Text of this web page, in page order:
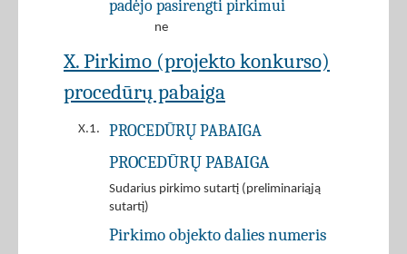
padėjo pasirengti pirkimui
ne
X. Pirkimo (projekto konkurso)
procedūrų pabaiga
X.1. PROCEDŪRŲ PABAIGA
PROCEDŪRŲ PABAIGA
Sudarius pirkimo sutartį (preliminariąją
sutartį)
Pirkimo objekto dalies numeris